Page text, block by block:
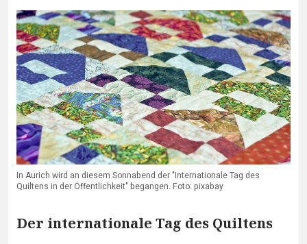
In Aurich wird an diesem Sonnabend der "Internationale Tag des
Quiltens in der Öffentlichkeit" begangen. Foto: pixabay
Der internationale Tag des Quiltens